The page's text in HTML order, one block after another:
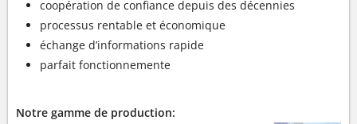
coopération de confiance depuis des décennies
processus rentable et économique
échange d’informations rapide
parfait fonctionnemente
Notre gamme de production: